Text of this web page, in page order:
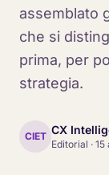
assemblato
che si
prima, per
strategia.
CIET CX
Editorial · 15